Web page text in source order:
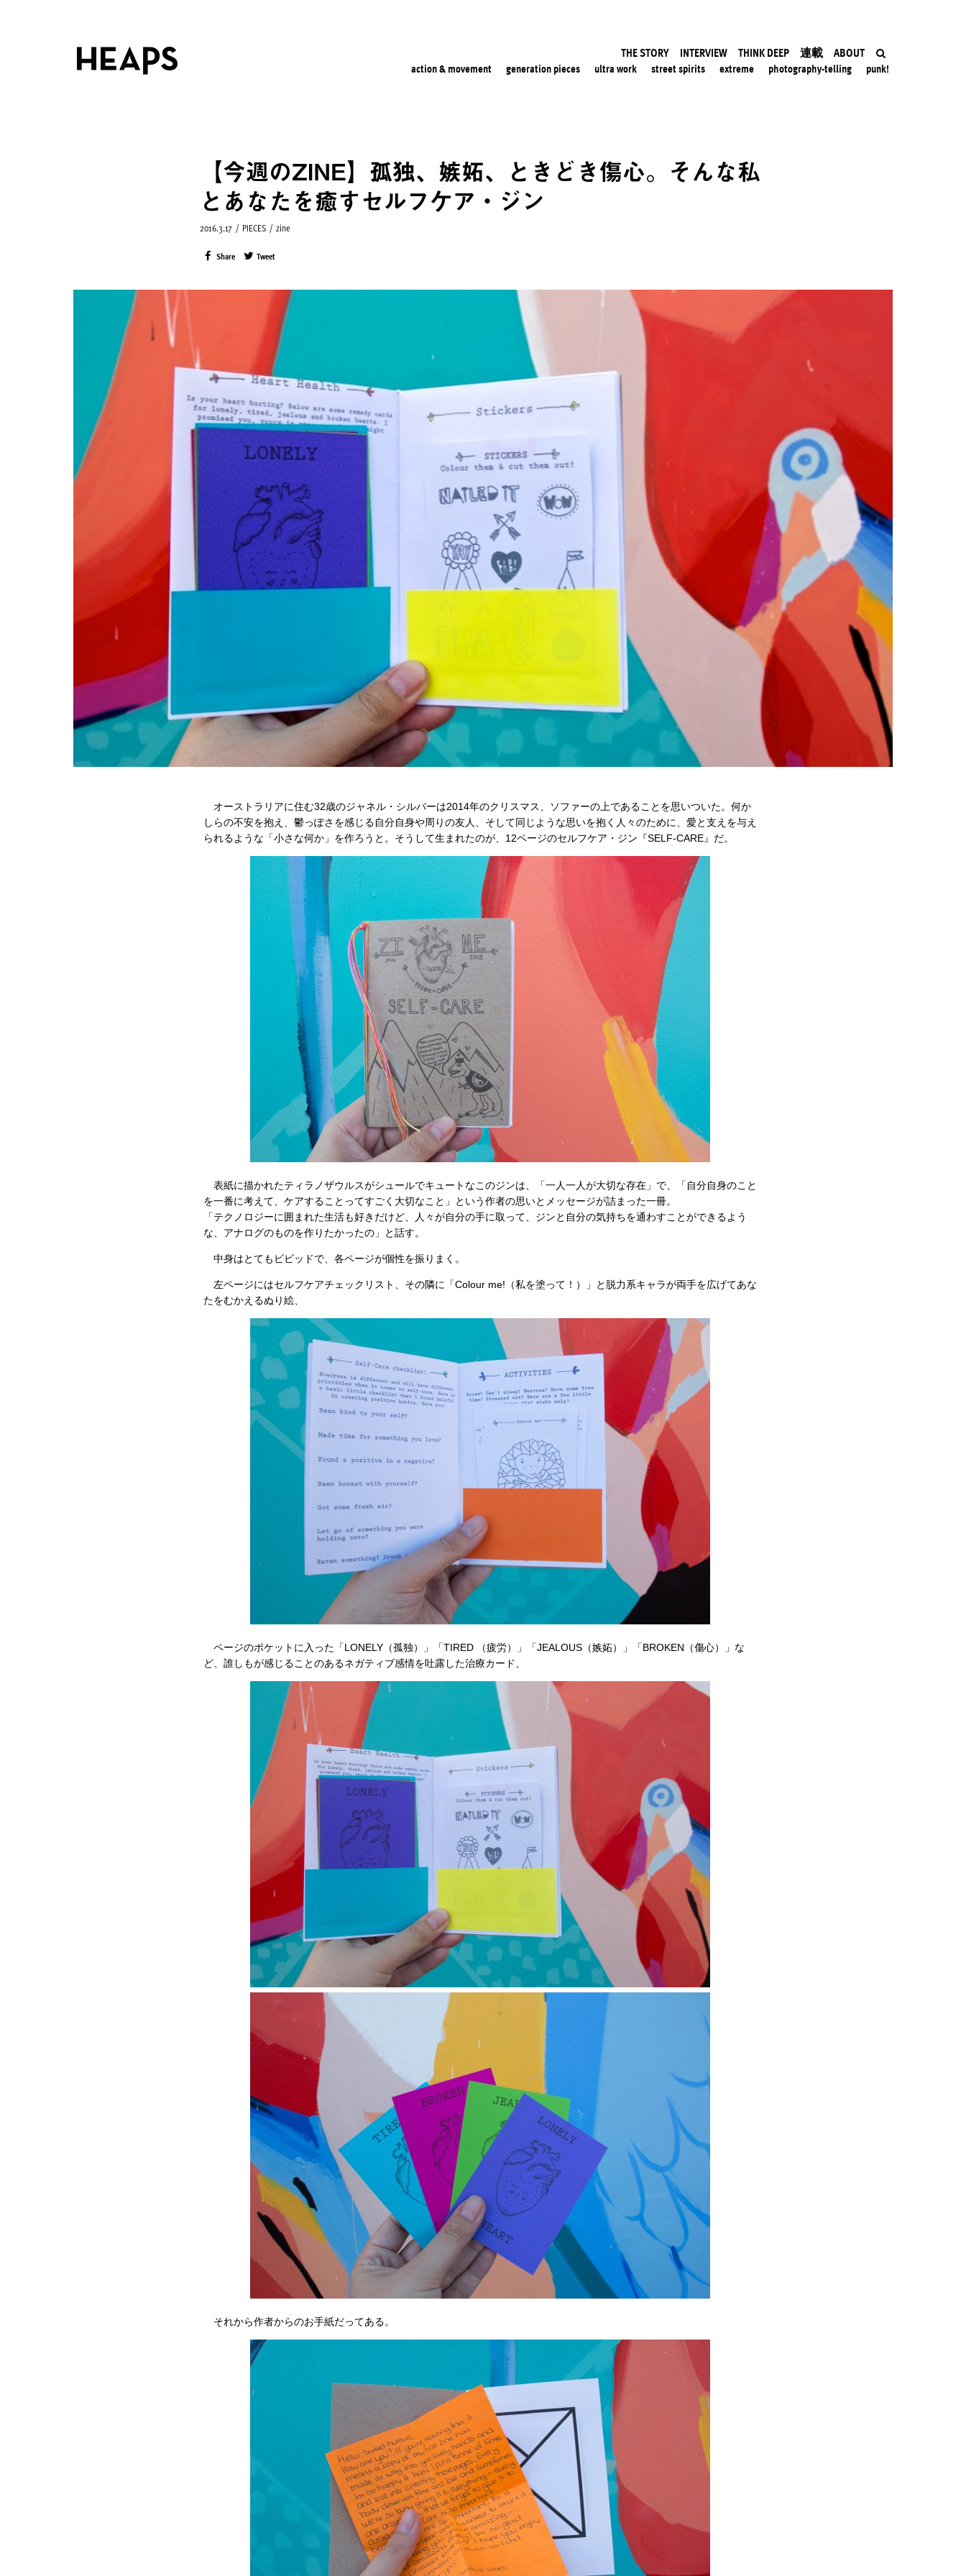
THE STORY INTERVIEW THINK DEEP 連載 ABOUT
action & movement generation pieces ultra work street spirits extreme photography-telling punk!
【今週のZINE】孤独、嫉妬、ときどき傷心。そんな私
とあなたを癒すセルフケア・ジン
2016.3.17 / PIECES / zine
Share Tweet
オーストラリアに住む32歳のジャネル・シルバーは2014年のクリスマス、ソファーの上であることを思いついた。何か
しらの不安を抱え、鬱っぽさを感じる自分自身や周りの友人、そして同じような思いを抱く人々のために、愛と支えを与え
られるような「小さな何か」を作ろうと。そうして生まれたのが、12ページのセルフケア・ジン『SELF-CARE』だ。
表紙に描かれたティラノザウルスがシュールでキュートなこのジンは、「一人一人が大切な存在」で、「自分自身のこと
を一番に考えて、ケアすることってすごく大切なこと」という作者の思いとメッセージが詰まった一冊。
「テクノロジーに囲まれた生活も好きだけど、人々が自分の手に取って、ジンと自分の気持ちを通わすことができるよう
な、アナログのものを作りたかったの」と話す。
中身はとてもビビッドで、各ページが個性を振りまく。
左ページにはセルフケアチェックリスト、その隣に「Colour me!（私を塗って！）」と脱力系キャラが両手を広げてあな
たをむかえるぬり絵、
ページのポケットに入った「LONELY（孤独）」「TIRED （疲労）」「JEALOUS（嫉妬）」「BROKEN（傷心）」な
ど、誰しもが感じることのあるネガティブ感情を吐露した治療カード、
それから作者からのお手紙だってある。